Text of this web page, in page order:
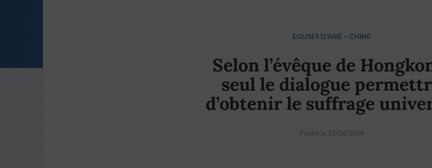
EGLISES D'ASIE – CHINE
Selon l’évêque de
seul le dialogue
d’obtenir le suffrage
Publié le 21/08/2014